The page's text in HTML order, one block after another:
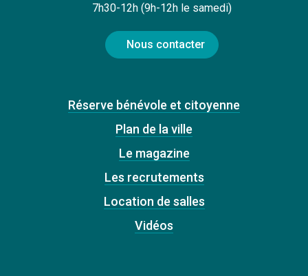
7h30-12h (9h-12h le samedi)
Nous contacter
Réserve bénévole et citoyenne
Plan de la ville
Le magazine
Les recrutements
Location de salles
Vidéos